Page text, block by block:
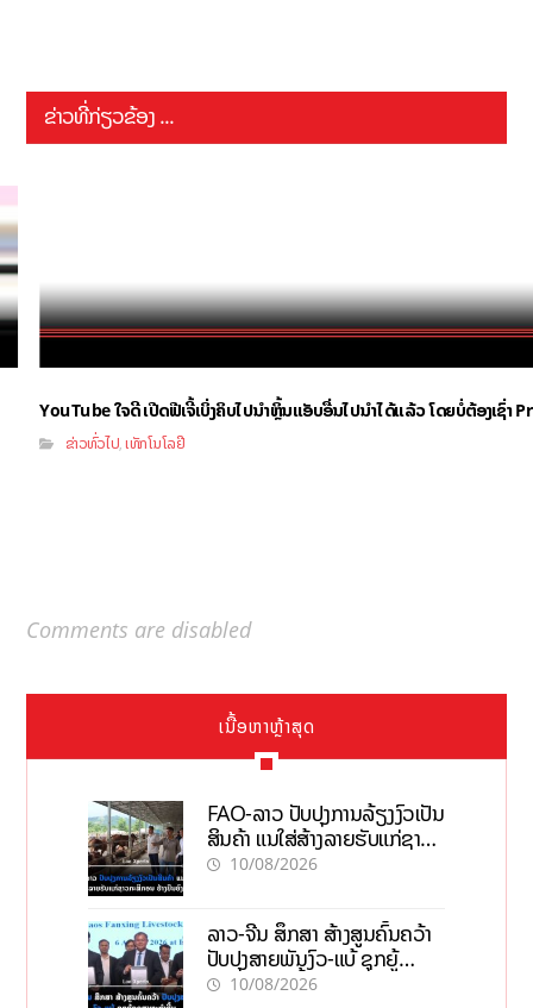
ຂ່າວທີ່ກ່ຽວຂ້ອງ ...
YouTube ໃຈດີ ເປີດຟີເຈີ້ເບິ່ງຄິບໄປນຳຫຼິ້ນແອັບອື່ນໄປນຳໄດ້ແລ້ວ ໂດຍບໍ່ຕ້ອງເຊົ່າ
ຂ່າວທົ່ວໄປ,ເທັກໂນໂລຢີ
Comments are disabled
ເນື້ອຫາຫຼ້າສຸດ
FAO-ລາວ ປັບປຸງການລ້ຽງງົວເປັນ
ສິນຄ້າ ແນໃສ່ສ້າງລາຍຮັບແກ່ຊາວ
ກະສິກອນຢ່າງຍືນຍົງ
10/08/2026
ລາວ-ຈີນ ສຶກສາ ສ້າງສູນຄົ້ນຄວ້າ
ປັບປຸງສາຍພັນງົວ-ແບ້ ຊຸກຍູ້
ອຸດສາຫະກຳຊີ້ນ
10/08/2026